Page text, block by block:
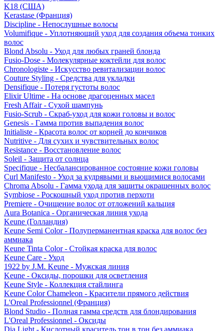
K18 (США)
Kerastase (Франция)
Discipline - Непослушные волосы
Volumifique - Уплотняющий уход для создания объема тонких
волос
Blond Absolu - Уход для любых граней блонда
Fusio-Dose - Молекулярные коктейли для волос
Chronologiste - Искусство ревитализации волос
Couture Styling - Средства для укладки
Densifique - Потеря густоты волос
Elixir Ultime - На основе драгоценных масел
Fresh Affair - Сухой шампунь
Fusio-Scrub - Скраб-уход для кожи головы и волос
Genesis - Гамма против выпадения волос
Initialiste - Красота волос от корней до кончиков
Nutritive - Для сухих и чувствительных волос
Resistance - Восстановление волос
Soleil - Защита от солнца
Specifique - Несбалансированное состояние кожи головы
Curl Manifesto - Уход за кудрявыми и вьющимися волосами
Chroma Absolu - Гамма ухода для защиты окрашенных волос
Symbiose - Роскошный уход против перхоти
Premiere - Очищение волос от отложений кальция
Aura Botanica - Органическая линия ухода
Keune (Голландия)
Keune Semi Color - Полуперманентная краска для волос без
аммиака
Keune Tinta Color - Стойкая краска для волос
Keune Care - Уход
1922 by J.M. Keune - Мужская линия
Keune - Оксиды, порошки для осветления
Keune Style - Коллекция стайлинга
Keune Color Chameleon - Красители прямого действия
L'Oreal Professionnel (Франция)
Blond Studio - Полная гамма средств для блондирования
L'Oreal Professionnel - Оксиды
Dia Light - Кислотный краситель тон в тон без аммиака